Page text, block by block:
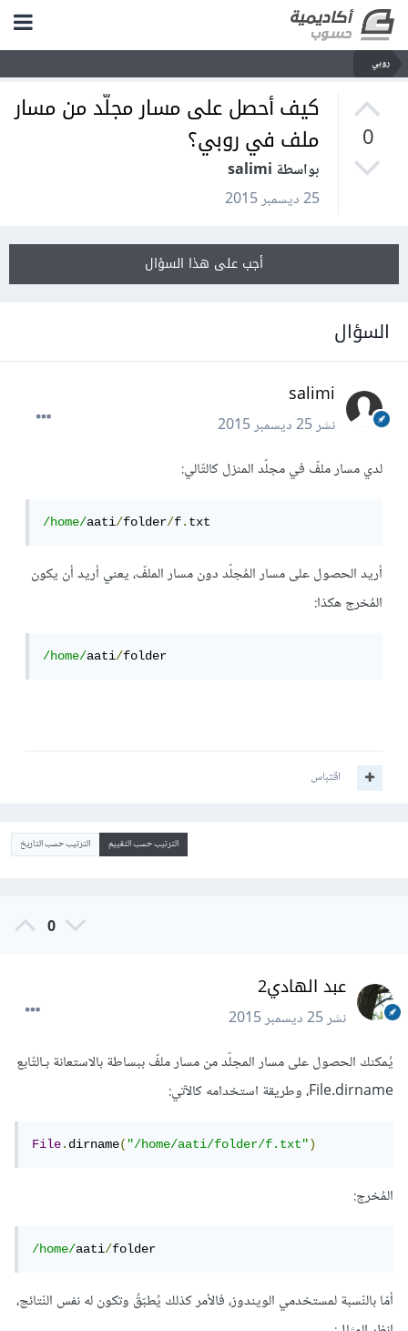
روبي
0
كيف أحصل على مسار مجلّد من مسار
ملف في روبي؟
بواسطة salimi
25 ديسمبر 2015
أجب على هذا السؤال
السؤال
salimi
نشر25 ديسمبر 2015
لدي مسار ملفّ في مجلّد المنزل كالتّالي:
/home/aati/folder/f.txt
أريد الحصول على مسار المُجلّد دون مسار الملفّ، يعني أريد أن يكون
المُخرج هكذا:
/home/aati/folder
اقتباس
الترتيب حسب التقييم الترتيب حسب التاريخ
0
عبد الهادي2
نشر25 ديسمبر 2015
يُمكنك الحصول على مسار المجلّد من مسار ملفّ ببساطة بالاستعانة بـالتّابع
File.dirname، وطريقة استخدامه كالآتي:
File.dirname("/home/aati/folder/f.txt")
المُخرج:
/home/aati/folder
أمّا بالنّسبة لمستخدمي الويندوز، فالأمر كذلك يُطبّقُ وتكون له نفس النّتائج،